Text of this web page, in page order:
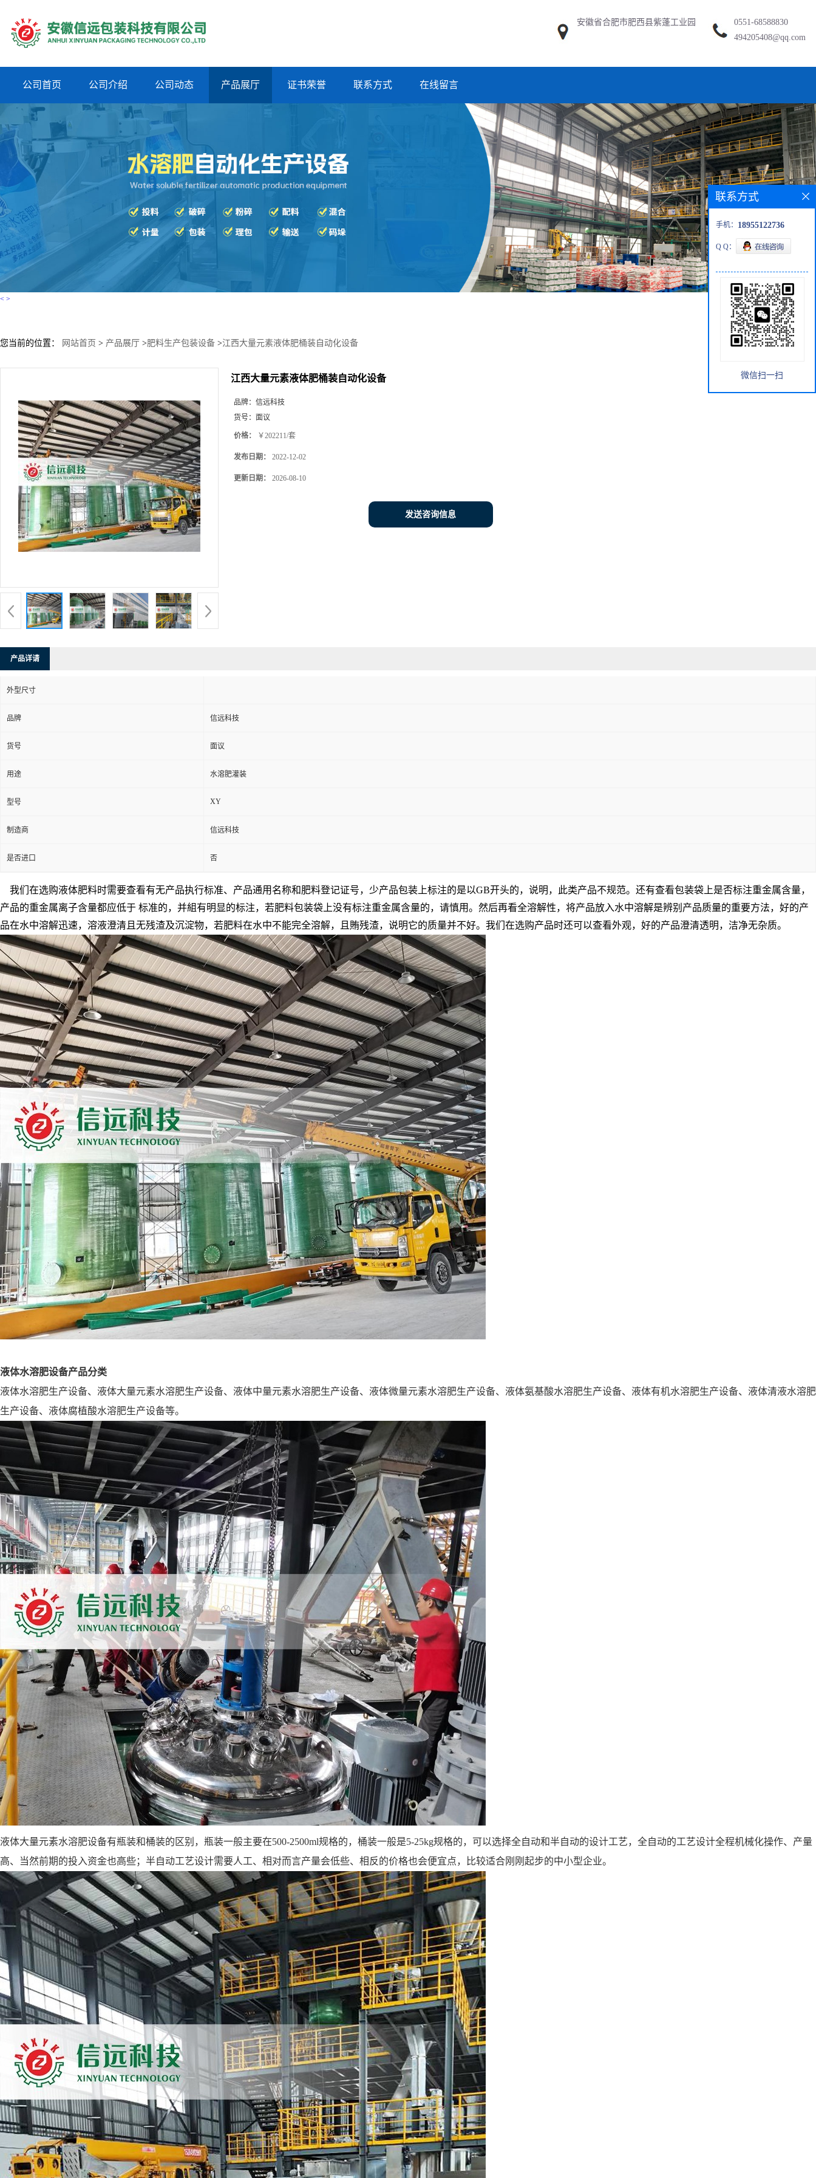
安徽省合肥市肥西县紫蓬工业园
0551-68588830
494205408@qq.com
公司首页 公司介绍 公司动态 产品展厅 证书荣誉 联系方式 在线留言
< >
您当前的位置： 网站首页 > 产品展厅 >肥料生产包装设备 >江西大量元素液体肥桶装自动化设备
江西大量元素液体肥桶装自动化设备
品牌： 信远科技
货号： 面议
价格： ￥202211/套
发布日期： 2022-12-02
更新日期： 2026-08-10
发送咨询信息
产品详请
外型尺寸
品牌 信远科技
货号 面议
用途 水溶肥灌装
型号 XY
制造商 信远科技
是否进口 否
我们在选购液体肥料时需要查看有无产品执行标准、产品通用名称和肥料登记证号，少产品包装上标注的是以GB开头的，说明，此类产品不规范。还有查看包装袋上是否标注重金属含量，
产品的重金属离子含量都应低于 标准的，并組有明显的标注，若肥料包装袋上没有标注重金属含量的，请慎用。然后再看全溶解性，将产品放入水中溶解是辨别产品质量的重要方法，好的产
品在水中溶解迅速，溶液澄清且无残渣及沉淀物，若肥料在水中不能完全溶解，且賄残渣，说明它的质量并不好。我们在选购产品时还可以查看外观，好的产品澄清透明，洁净无杂质。
液体水溶肥设备产品分类
液体水溶肥生产设备、液体大量元素水溶肥生产设备、液体中量元素水溶肥生产设备、液体微量元素水溶肥生产设备、液体氨基酸水溶肥生产设备、液体有机水溶肥生产设备、液体清液水溶肥
生产设备、液体腐植酸水溶肥生产设备等。
液体大量元素水溶肥设备有瓶装和桶装的区别，瓶装一般主要在500-2500ml规格的，桶装一般是5-25kg规格的，可以选择全自动和半自动的设计工艺，全自动的工艺设计全程机械化操作、产量
高、当然前期的投入资金也高些；半自动工艺设计需要人工、相对而言产量会低些、相反的价格也会便宜点，比较适合刚刚起步的中小型企业。
联系方式
手机： 18955122736
Q Q：
微信扫一扫